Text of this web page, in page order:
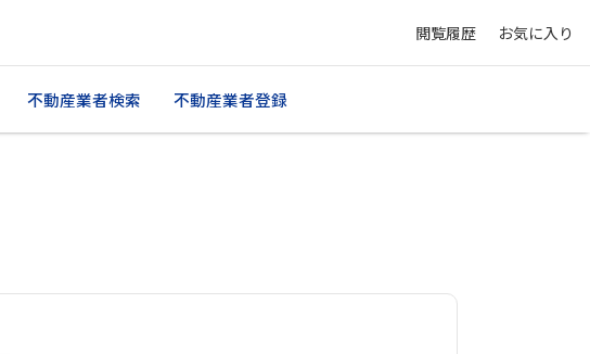
閲覧履歴 お気に入り
不動産業者検索 不動産業者登録